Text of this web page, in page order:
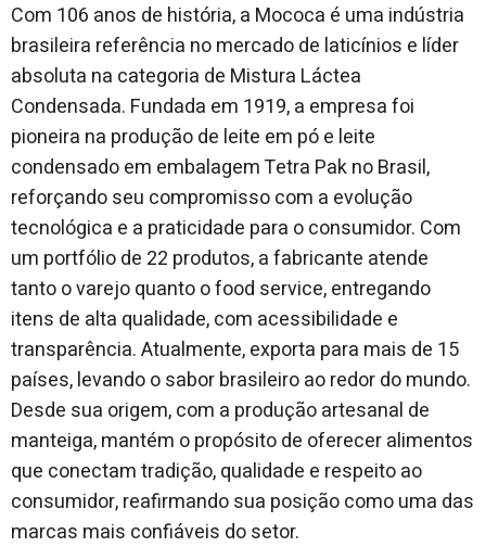
Com 106 anos de história, a Mococa é uma indústria
brasileira referência no mercado de laticínios e líder
absoluta na categoria de Mistura Láctea
Condensada. Fundada em 1919, a empresa foi
pioneira na produção de leite em pó e leite
condensado em embalagem Tetra Pak no Brasil,
reforçando seu compromisso com a evolução
tecnológica e a praticidade para o consumidor. Com
um portfólio de 22 produtos, a fabricante atende
tanto o varejo quanto o food service, entregando
itens de alta qualidade, com acessibilidade e
transparência. Atualmente, exporta para mais de 15
países, levando o sabor brasileiro ao redor do mundo.
Desde sua origem, com a produção artesanal de
manteiga, mantém o propósito de oferecer alimentos
que conectam tradição, qualidade e respeito ao
consumidor, reafirmando sua posição como uma das
marcas mais confiáveis do setor.